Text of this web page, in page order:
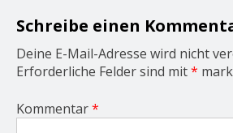
o
n
Schreibe einen
Deine E-Mail-Adresse wird nicht
Erforderliche Felder sind mit*
Kommentar*